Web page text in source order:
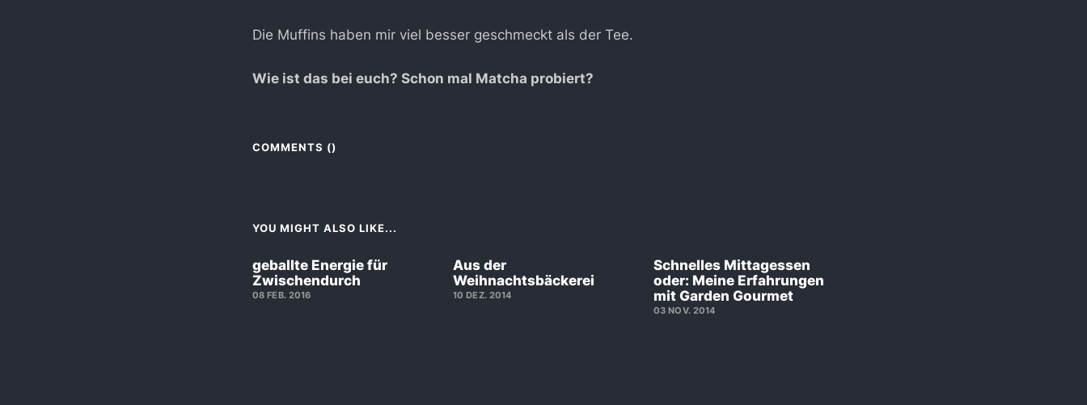
Die Muffins haben mir viel besser geschmeckt als der Tee.
Wie ist das bei euch? Schon mal Matcha probiert?
COMMENTS ()
YOU MIGHT ALSO LIKE...
geballte Energie für
Zwischendurch
08 FEB. 2016
Aus der
Weihnachtsbäckerei
10 DEZ. 2014
Schnelles Mittagessen
oder: Meine Erfahrungen
mit Garden Gourmet
03 NOV. 2014